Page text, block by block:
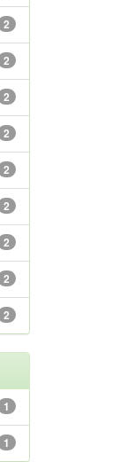
2
2
2
2
2
2
2
2
2
1
1